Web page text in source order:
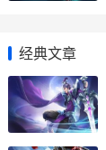
经典文章